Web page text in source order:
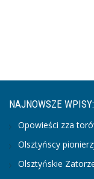
NAJNOWSZE WPISY:
Opowieści zza
Olsztyńscy
Olsztyńskie